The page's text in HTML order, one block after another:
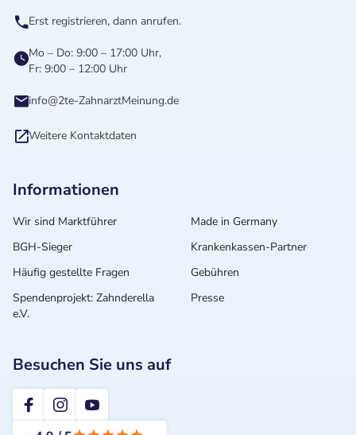
Erst registrieren, dann anrufen.
Mo – Do: 9:00 – 17:00 Uhr,
Fr: 9:00 – 12:00 Uhr
info@2te-ZahnarztMeinung.de
Weitere Kontaktdaten
Informationen
Wir sind Marktführer
Made in Germany
BGH-Sieger
Krankenkassen-Partner
Häufig gestellte Fragen
Gebühren
Spendenprojekt: Zahnderella
e.V.
Presse
Besuchen Sie uns auf